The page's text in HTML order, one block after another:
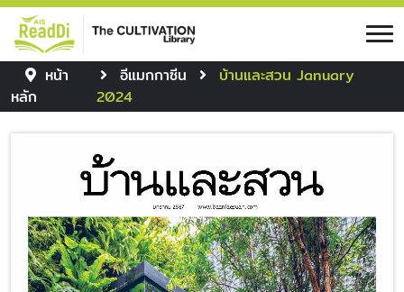
หน้า
หลัก
อีแมกกาซีน
บ้านและสวน January
2024